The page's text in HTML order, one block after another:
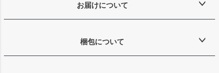
お届けについて
梱包について